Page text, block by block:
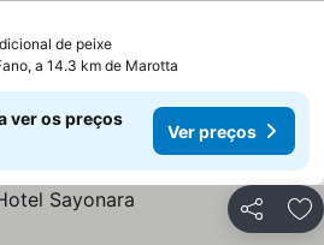
de peixeVer preços
a 14.3 km de Marotta
ver os preços
Ver preços
Partilhar